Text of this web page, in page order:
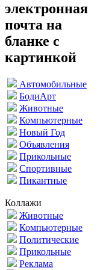
электронная
почта на
бланке с
картинкой
Автомобильные
БодиАрт
Животные
Компьютерные
Новый Год
Объявления
Прикольные
Спортивные
Пикантные
Коллажи
Животные
Компьютерные
Политические
Прикольные
Реклама